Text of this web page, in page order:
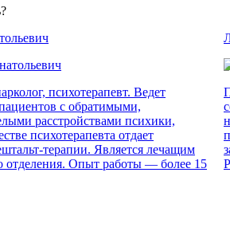
психотерапевт. Ведет
с обратимыми,
расстройствами психики,
психотерапевта отдает
терапии. Является лечащим
отделения. Опыт работы — более 15